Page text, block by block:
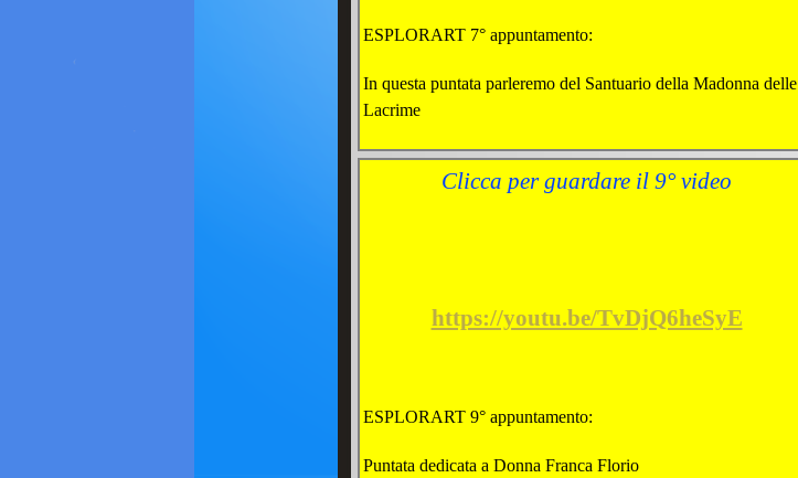
ESPLORART 7° appuntamento:
In questa puntata parleremo del Santuario della Madonna delle
Lacrime
Clicca per guardare il 9° video
https://youtu.be/TvDjQ6heSyE
ESPLORART 9° appuntamento:
Puntata dedicata a Donna Franca Florio